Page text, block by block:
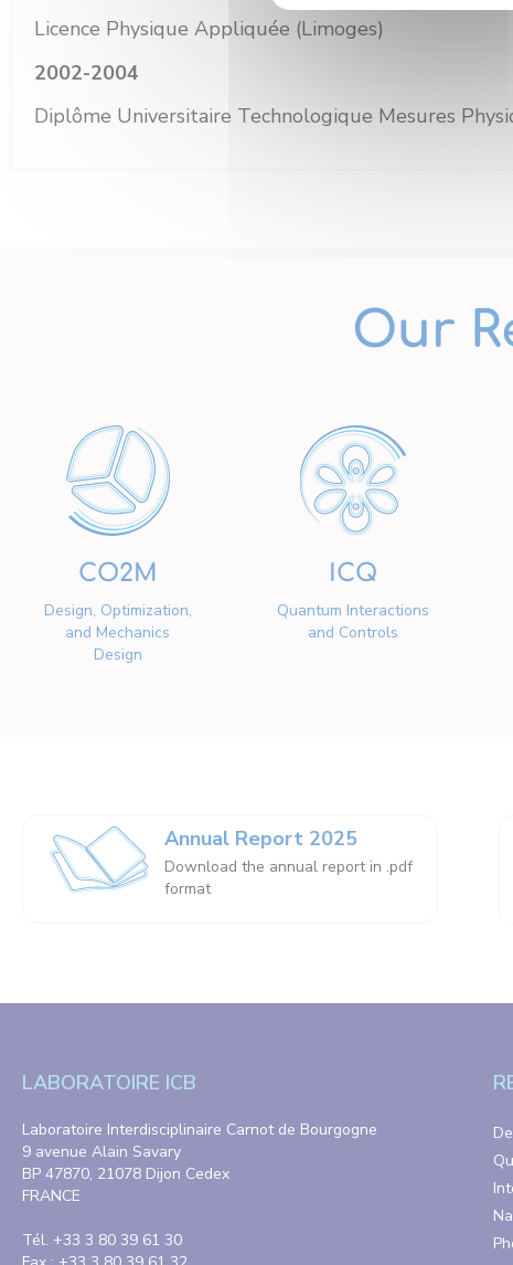
Licence Physique Appliquée (Limoges)
2002-2004
Diplôme Universitaire Technologique Mesures
Our
CO2M
Design, Optimization,
and Mechanics
Design
ICQ
Quantum Interactions
and Controls
Annual Report 2025
Download the annual report in .pdf
format
LABORATOIRE ICB
Laboratoire Interdisciplinaire Carnot de Bourgogne
9 avenue Alain Savary
BP 47870, 21078 Dijon Cedex
FRANCE
Tél. +33 3 80 39 61 30